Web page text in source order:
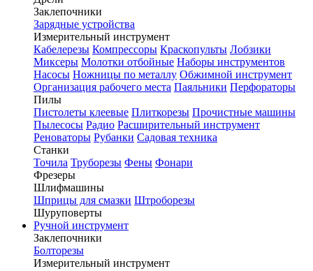
Заклепочники
Зарядные устройства
Измерительный инструмент
Кабелерезы Компрессоры Краскопульты Лобзики
Миксеры Молотки отбойные Наборы инструментов
Насосы Ножницы по металлу Обжимной инструмент
Организация рабочего места Паяльники Перфораторы
Пилы
Пистолеты клеевые Плиткорезы Прочистные машины
Пылесосы Радио Расширительный инструмент
Реноваторы Рубанки Садовая техника
Станки
Точила Труборезы Фены Фонари
Фрезеры
Шлифмашины
Шприцы для смазки Штроборезы
Шуруповерты
Ручной инструмент
Заклепочники
Болторезы
Измерительный инструмент